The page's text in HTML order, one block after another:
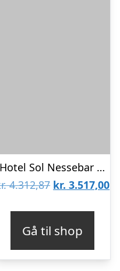
Hotel Sol Nessebar Bay & Mare Resort
4.312,87 Den
kr. 4.312,87.
kr. 3.517,00
Gå til shop